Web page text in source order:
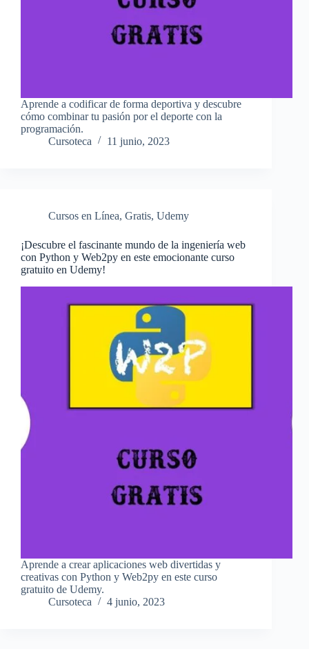
Aprende a codificar de forma deportiva y descubre
cómo combinar tu pasión por el deporte con la
programación.
Cursoteca
11 junio, 2023
Cursos en Línea, Gratis, Udemy
¡Descubre el fascinante mundo de la ingeniería web
con Python y Web2py en este emocionante curso
gratuito en Udemy!
Aprende a crear aplicaciones web divertidas y
creativas con Python y Web2py en este curso
gratuito de Udemy.
Cursoteca
4 junio, 2023